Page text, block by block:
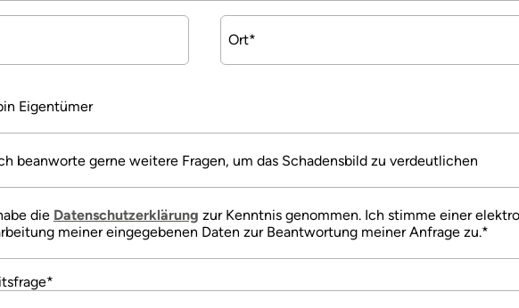
Pflichtfeld
Ort*
Eigentümer
beanworte gerne weitere Fragen, um das Schadensbild zu verdeutlichen
die Datenschutzerklärung zur Kenntnis genommen. Ich stimme einer
meiner eingegebenen Daten zur Beantwortung meiner Anfrage zu.*
*